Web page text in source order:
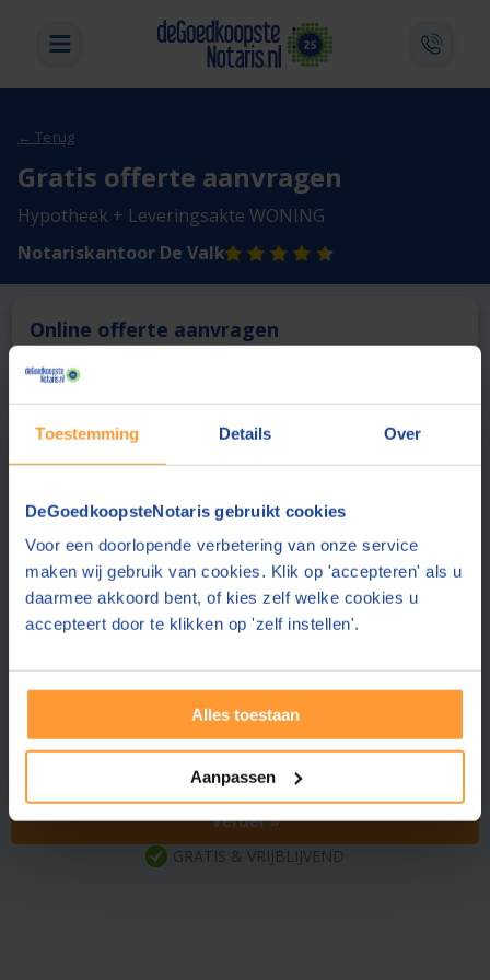
Toestemming Details Over
DeGoedkoopsteNotaris gebruikt cookies
Voor een doorlopende verbetering van onze service
maken wij gebruik van cookies. Klik op 'accepteren' als u
daarmee akkoord bent, of kies zelf welke cookies u
accepteert door te klikken op 'zelf instellen'.
Alles toestaan
Aanpassen
← Terug
Gratis offerte aanvragen
Hypotheek + Leveringsakte WONING
Notariskantoor De Valk
Online offerte aanvragen
Deze notaris biedt momenteel niet de mogelijkheid online
1 Vergelijk en bespaar
Vraag een offerte aan bij een andere notaris in de buurt
Elan NotarissenSneek (28 km)
8.7
(166 reviews)
(28 km)
9.1 (9 reviews)
Heerenveen (29 km)
9.0 (105 reviews)
Verder »
GRATIS & VRIJBLIJVEND